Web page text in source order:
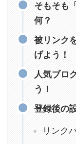
そもそも
何？
被リンク
げよう！
人気ブロ
う！
登録後の
リンク